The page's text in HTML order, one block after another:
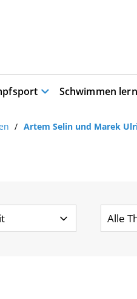
Schwimmen
Artem Selin und Marek